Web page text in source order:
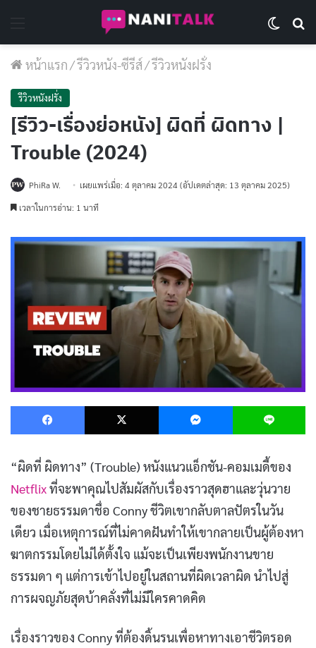
หน้าแรก/รีวิวหนัง-ซีรีส์/รีวิวหนังฝรั่ง
รีวิวหนังฝรั่ง
[รีวิว-เรื่องย่อหนัง] ผิดที่ ผิดทาง |
Trouble (2024)
PhiRa W. เผยแพร่เมื่อ: 4 ตุลาคม 2024 (อัปเดตล่าสุด: 13 ตุลาคม 2025)
เวลาในการอ่าน: 1 นาที
Facebook X Messenger
“ผิดที่ ผิดทาง” (Trouble) หนังแนวแอ็กชัน-คอมเมดี้ของ
Netflixที่จะพาคุณไปสัมผัสกับเรื่องราวสุดฮาและวุ่นวาย
ของชายธรรมดาชื่อ Conny ชีวิตเขากลับตาลปัตรในวัน
เดียว เมื่อเหตุการณ์ที่ไม่คาดฝันทำให้เขากลายเป็นผู้ต้องหา
ฆาตกรรมโดยไม่ได้ตั้งใจ แม้จะเป็นเพียงพนักงานขาย
ธรรมดา ๆ แต่การเข้าไปอยู่ในสถานที่ผิดเวลาผิด นำไปสู่
การผจญภัยสุดบ้าคลั่งที่ไม่มีใครคาดคิด
เรื่องราวของ Conny ที่ต้องดิ้นรนเพื่อหาทางเอาชีวิตรอด